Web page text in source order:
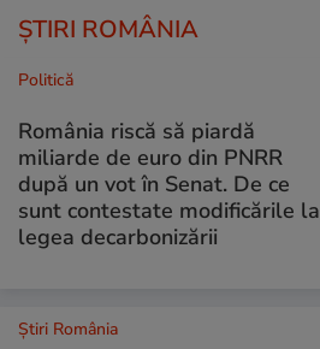
ȘTIRI ROMÂNIA
Politică
România riscă să piardă
miliarde de euro din PNRR
după un vot în Senat. De ce
sunt contestate modificările la
legea decarbonizării
Știri România